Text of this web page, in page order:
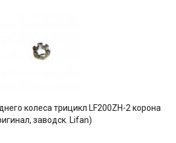
колеса трицикл LF200ZH-2 корона
заводск. Lifan)